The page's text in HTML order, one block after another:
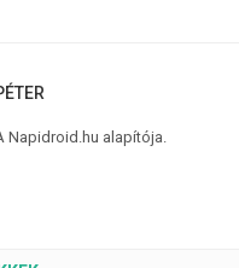
Napidroid.hu alapítója.